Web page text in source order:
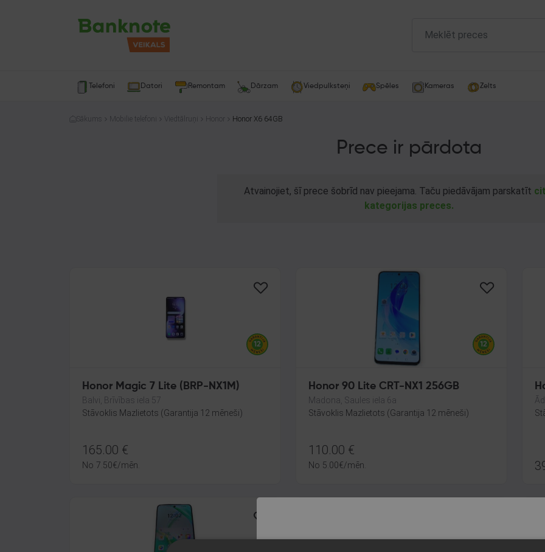
Telefoni Datori Remontam Dārzam Viedpulksteņi Spēles Kameras Zelts
Sākums Mobilie telefoni Viedtālruņi Honor Honor X6 64GB
Prece ir pārdota
Atvainojiet, šī prece šobrīd nav pieejama. Taču piedāvājam parskatīt
kategorijas preces.
Honor Magic 7 Lite (BRP-NX1M)
Balvi, Brīvības iela 57
Stāvoklis Mazlietots (Garantija 12 mēneši)
165.00 €
No 7.50€/mēn.
Honor 90 Lite CRT-NX1 256GB
Madona, Saules iela 6a
Stāvoklis Mazlietots (Garantija 12 mēneši)
110.00 €
No 5.00€/mēn.